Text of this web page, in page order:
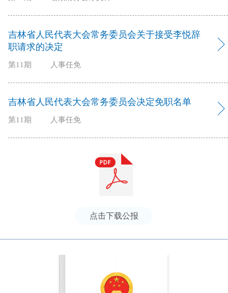
吉林省人民代表大会常务委员会关于接受李悦辞
职请求的决定
第11期 人事任免
吉林省人民代表大会常务委员会决定免职名单
第11期 人事任免
点击下载公报